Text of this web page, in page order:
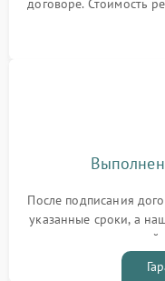
договоре. Стоимость
После подписания
указанные сроки, а